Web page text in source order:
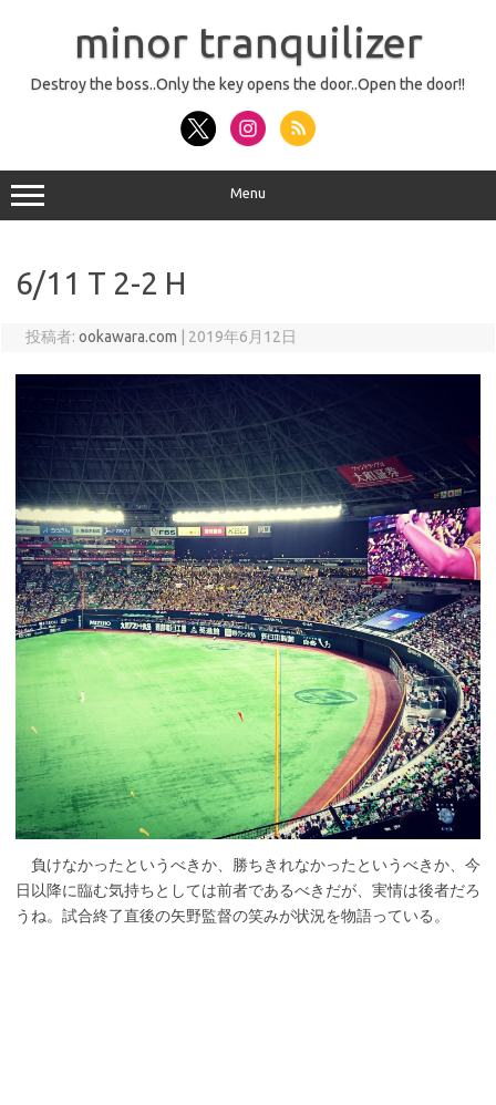
minor tranquilizer
Destroy the boss..Only the key opens the door..Open the door!!
Menu
6/11 T 2-2 H
投稿者: ookawara.com 2019年6月12日
負けなかったというべきか、勝ちきれなかったというべきか、今
日以降に臨む気持ちとしては前者であるべきだが、実情は後者だろ
うね。試合終了直後の矢野監督の笑みが状況を物語っている。